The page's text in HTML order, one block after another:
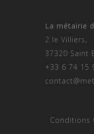
La métairie
2 le Villiers,
37320 Saint
+33 6 74 15
Conditions